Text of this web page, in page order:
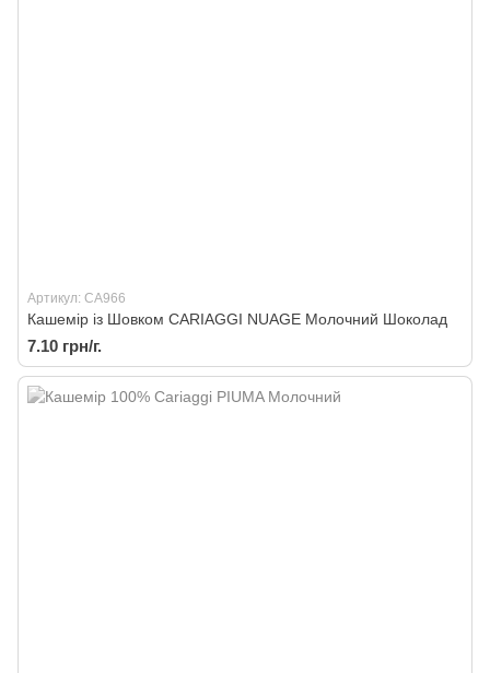
Артикул: CA966
Кашемір із Шовком CARIAGGI NUAGE Молочний Шоколад
7.10 грн/г.